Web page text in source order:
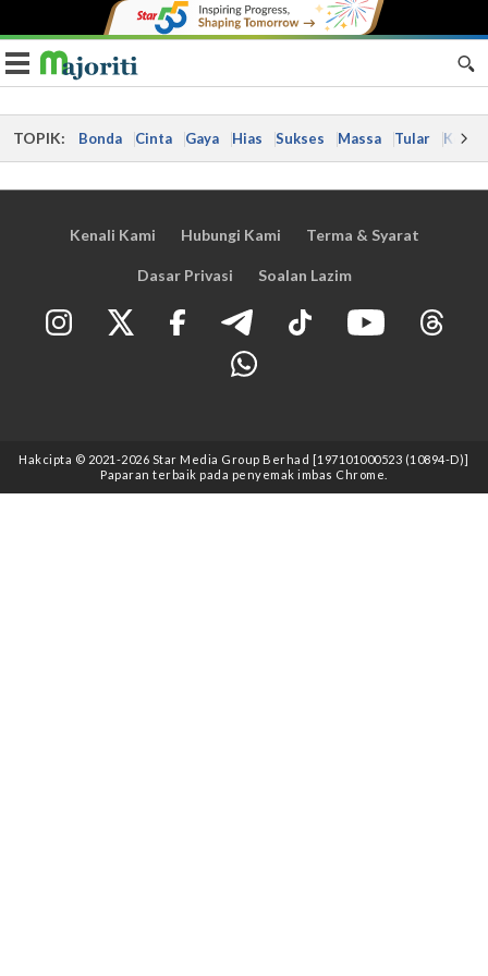
Toggle navigation
TOPIK: Bonda Cinta Gaya Hias Sukses Massa Tular Kes
Kenali Kami Hubungi Kami Terma & Syarat
Dasar Privasi Soalan Lazim
Hakcipta © 2021 -2026 Star Media Group Berhad [197101000523 (10894-D)]
Paparan terbaik pada penyemak imbas Chrome.